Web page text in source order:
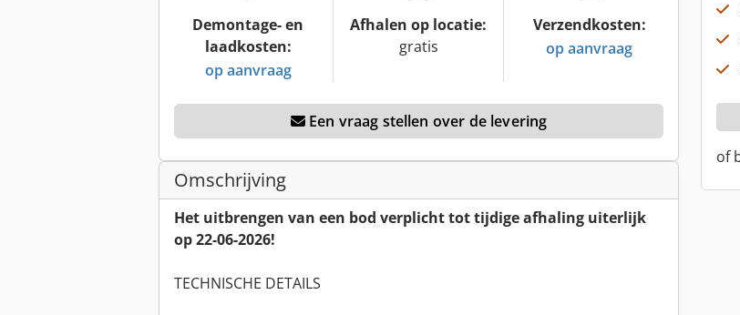
Demontage- en
laadkosten:
op aanvraag
Afhalen op locatie:
gratis
Verzendkosten:
op aanvraag
Een vraag stellen over de levering
Omschrijving
Het uitbrengen van een bod verplicht tot tijdige afhaling uiterlijk
op 22-06-2026!
TECHNISCHE DETAILS
of